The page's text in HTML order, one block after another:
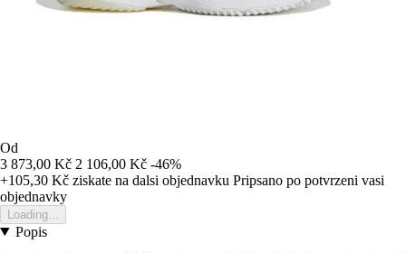
Od
3 873,00 Kč 2 106,00 Kč -46%
+105,30 Kč ziskate na dalsi objednavku Pripsano po potvrzeni vasi
objednavky
Loading...
Popis